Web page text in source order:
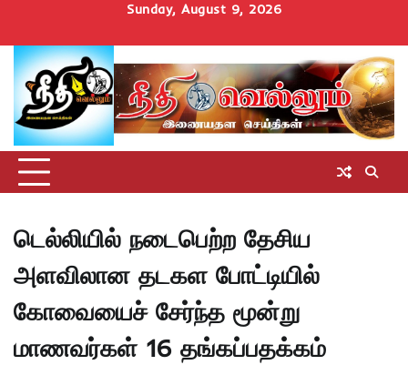
content
Sunday, August 9, 2026
Homeசெய்திகள்
தமிழ்நாடுமாவட்டச்செய்திகள்
அரசியல்ஆன்மிகம்
சட்டம்
அறிவோம்
சினிமாUncategorized
டெல்லியில் நடைபெற்ற தேசிய
அளவிலான தடகள போட்டியில்
கோவையைச் சேர்ந்த மூன்று
மாணவர்கள் 16 தங்கப்பதக்கம்